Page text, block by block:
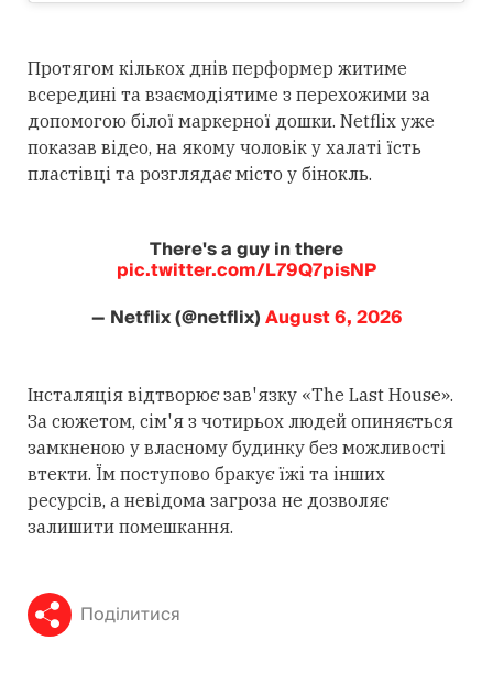
Протягом кількох днів перформер житиме
всередині та взаємодіятиме з перехожими за
допомогою білої маркерної дошки. Netflix уже
показав відео, на якому чоловік у халаті їсть
пластівці та розглядає місто у бінокль.
There's a guy in there
pic.twitter.com/L79Q7pisNP
— Netflix (@netflix)August 6, 2026
Інсталяція відтворює зав'язку «The Last House».
За сюжетом, сім'я з чотирьох людей опиняється
замкненою у власному будинку без можливості
втекти. Їм поступово бракує їжі та інших
ресурсів, а невідома загроза не дозволяє
залишити помешкання.
Поділитися